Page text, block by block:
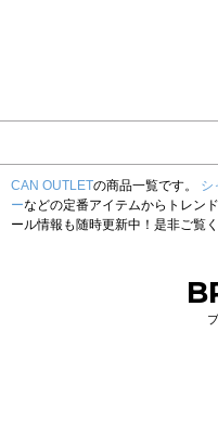
CAN OUTLETの商品一覧です。 シ
ーなどの定番アイテムからトレン
ール情報も随時更新中！是非ご覧く